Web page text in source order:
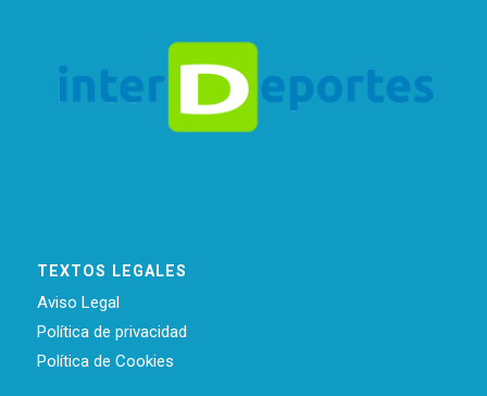
TEXTOS LEGALES
Aviso Legal
Política de privacidad
Política de Cookies